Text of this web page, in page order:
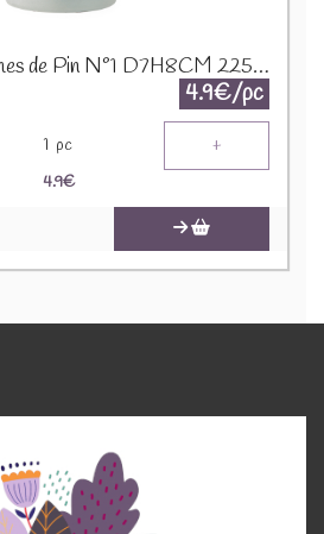
Photophore Pommes de Pin N°1 D7H8CM 22522
4.9€/pc
1 pc +
4.9€